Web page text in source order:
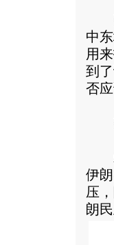
美
中
用
到
否
美
赖
伊
压
朗